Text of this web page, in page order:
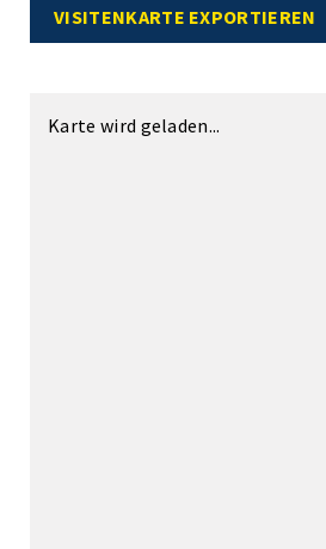
VISITENKARTE EXPORTIEREN
Karte wird geladen...